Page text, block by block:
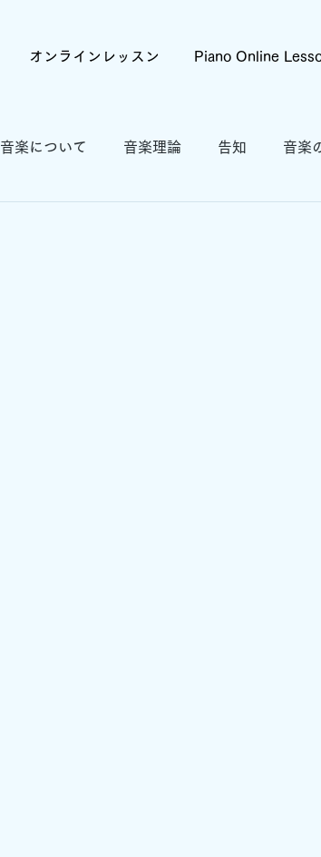
オンラインレッスン Piano Online
音楽について 音楽理論 告知 音楽